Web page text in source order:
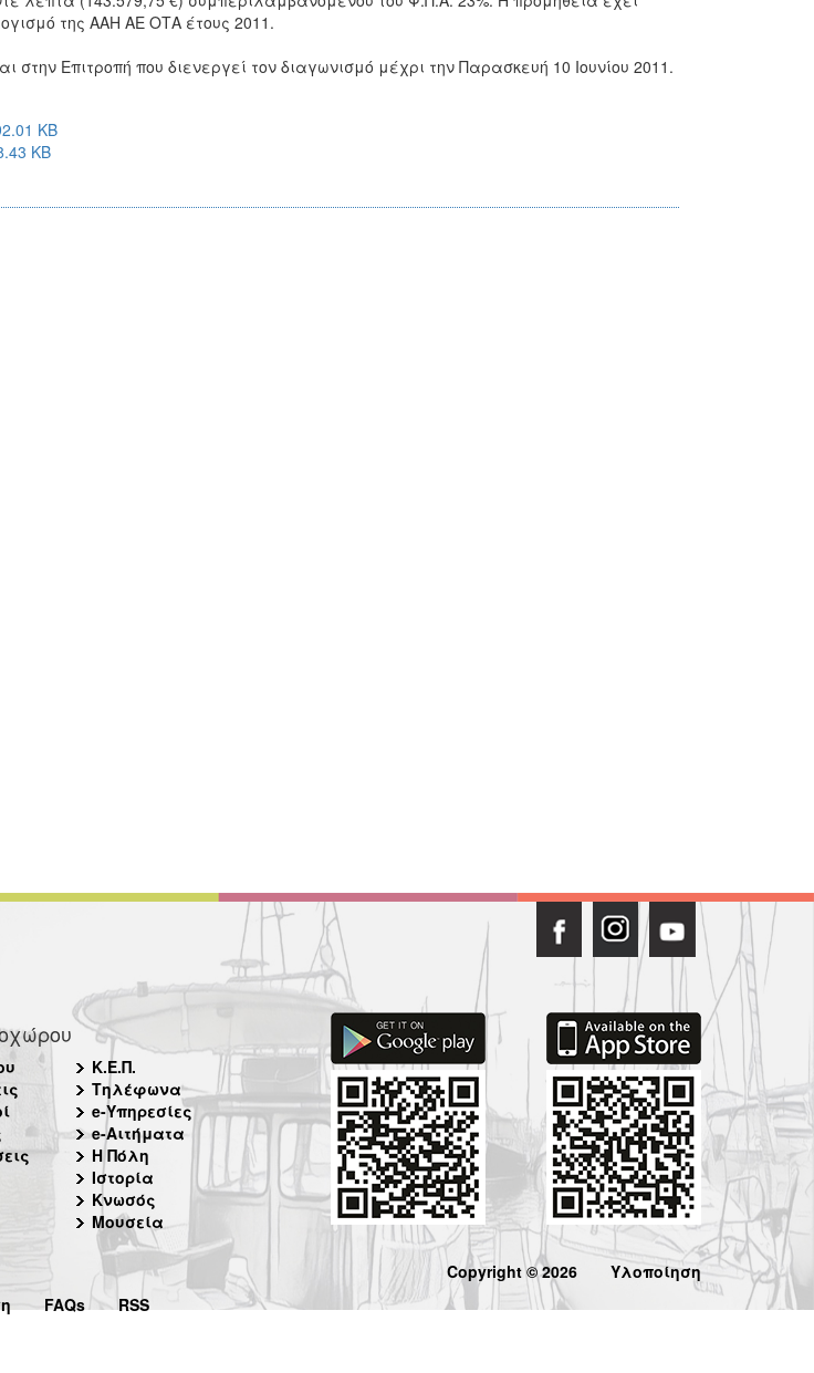
της ΑΑΗ ΑΕ ΟΤΑ έτους 2011.
στην Επιτροπή που διενεργεί τον διαγωνισμό μέχρι την Παρασκευή 10 Ιουνίου 2011.
KB
KB
Κ.Ε.Π.
Τηλέφωνα
e-Υπηρεσίες
e-Αιτήματα
Η Πόλη
Ιστορία
Κνωσός
Μουσεία
FAQs RSS
Copyright © 2026 Υλοποίηση